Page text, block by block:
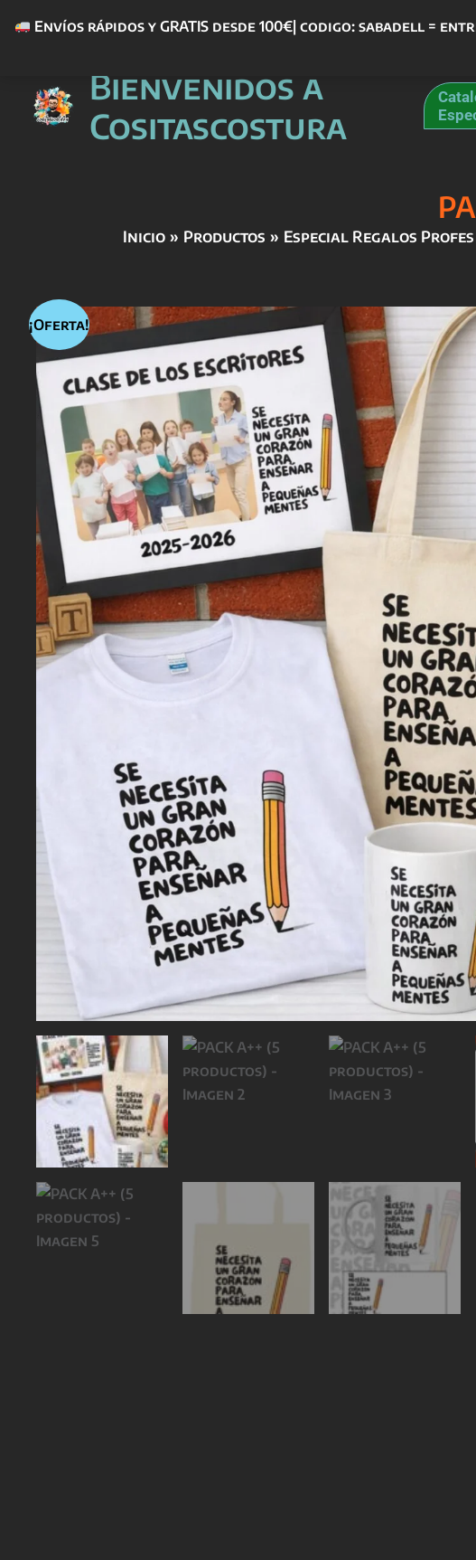
Envíos rápidos y GRATIS desde 100€| codigo: sabadell =
contenido
Bienvenidos a
Cositascostura
Inicio Productos Especial Regalos
¡Oferta!